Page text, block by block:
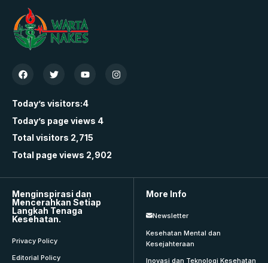
Today’s visitors:4
Today’s page views 4
Total visitors 2,715
Total page views 2,902
Menginspirasi dan
Mencerahkan Setiap
Langkah Tenaga
Kesehatan.
Privacy Policy
Editorial Policy
More Info
Newsletter
Kesehatan Mental dan
Kesejahteraan
Inovasi dan Teknologi Kesehatan